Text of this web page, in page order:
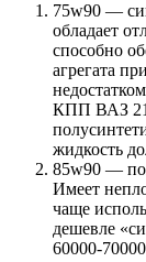
75w90 —
обладает
способно
агрегата
КПП ВАЗ
жидкость
85w90 —
Имеет
чаще
дешевле
60000-